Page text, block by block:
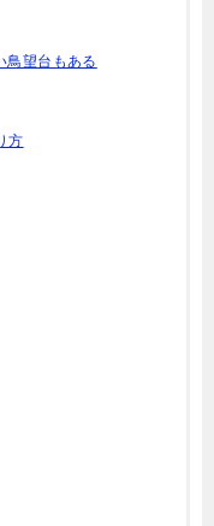
鳥望台もある
方